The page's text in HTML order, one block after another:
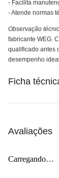
- Facilita
- Atende normas
Observação
fabricante WEG.
qualificado antes
desempenho
Ficha
Avaliações
Carregando…